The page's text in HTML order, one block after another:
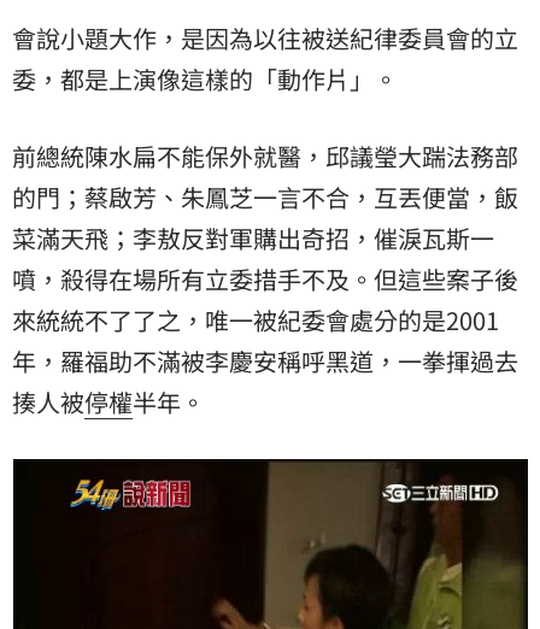
會說小題大作，是因為以往被送紀律委員會的立
委，都是上演像這樣的「動作片」。
前總統陳水扁不能保外就醫，邱議瑩大踹法務部
的門；蔡啟芳、朱鳳芝一言不合，互丟便當，飯
菜滿天飛；李敖反對軍購出奇招，催淚瓦斯一
噴，殺得在場所有立委措手不及。但這些案子後
來統統不了了之，唯一被紀委會處分的是2001
年，羅福助不滿被李慶安稱呼黑道，一拳揮過去
揍人被停權半年。